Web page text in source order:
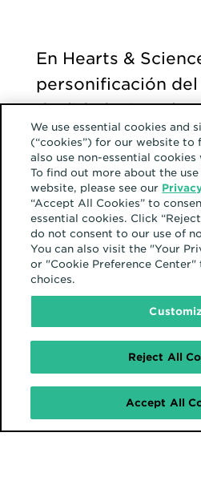
En Hearts &
personificación del
dualidad e impulso
Somos versátiles y
con fluidez de
ejecución a
y optimización.
Estamos
mostrarle al
nueva marca y
que crecerá con
mientras
y liderando la
nuestros clientes.
We use essential cookies and
(“cookies”) for our website to
also use non-essential
To find out more about the
website, please see our
“Accept All Cookies” to
essential cookies. Click
do not consent to our use of
You can also visit the "Your
or "Cookie Preference
choices.
Reject All
Accept All